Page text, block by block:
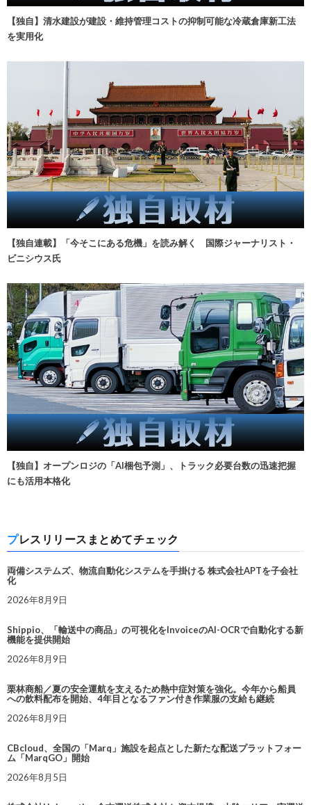
【独自】清水建設が建設・維持管理コストの抑制可能な冷蔵倉庫新工法
を実用化
【独自連載】「今そこにある危機」を読み解く 国際ジャーナリスト・
ビニシウス氏
【独自】オープンロジの「AI梱包予測」、トラック必要台数の迅速把握
にも活用本格化
プレスリリースまとめてチェック
両備システムズ、物流自動化システムを手掛ける 株式会社APTを子会社
化
2026年8月9日
Shippio、「輸送中の商品」の可視化をInvoiceのAI-OCRで自動化する新
機能を提供開始
2026年8月9日
栗林商船／夏の安全運航を支えるため熱中症対策を強化。今年から船員
への飲料配布を開始、4年目となるファン付き作業服の支給も継続
2026年8月9日
CBcloud、全国の「Marq」施設を起点とした新たな配送プラットフォー
ム「MarqGO」開始
2026年8月5日